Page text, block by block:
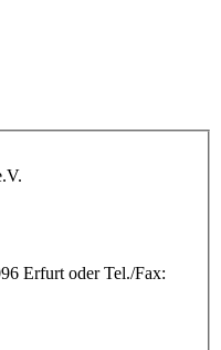
Erfurt oder Tel./Fax: